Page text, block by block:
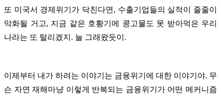
또 미국서 경제위기가 닥친다면, 수출기업들의 실적이 줄줄이
악화될 거고, 지금 같은 호황기에 콩고물도 못 받아먹은 우리
나라는 또 털리겠지. 늘 그래왔듯이.
이제부터 내가 하려는 이야기는 금융위기에 대한 이야기야. 무
슨 자연 재해마냥 이렇게 반복되는 금융위기가 어떤 메커니즘